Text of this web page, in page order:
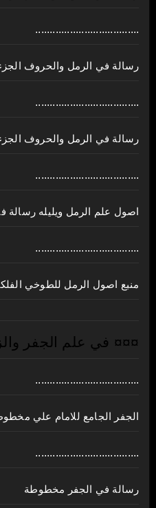
....................................
رسالة في الرمل والحروف
....................................
رسالة في الرمل والحروف الجزء
....................................
اصول علم الرمل ويليله رسالة
....................................
منبع اصول الرمل للطوخي
¤¤¤ في علم الجفر
....................................
الجفر الجامع للامام علي
....................................
رسالة في الجفر مخطوطة